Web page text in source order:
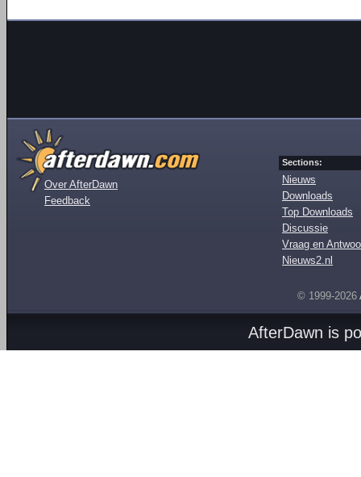
Over AfterDawn
Feedback
Sections:
Nieuws
Downloads
Top Downloads
Discussie
Vraag en
Nieuws2.nl
© 1999-2026
AfterDawn is